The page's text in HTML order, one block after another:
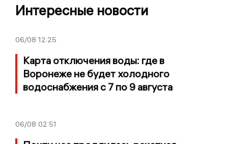
Интересные новости
06/08 12:25
Карта отключения воды: где в
Воронеже не будет холодного
водоснабжения с 7 по 9 августа
06/08 02:51